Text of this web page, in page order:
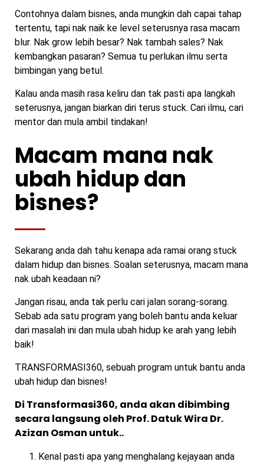
Contohnya dalam bisnes, anda mungkin dah capai tahap
tertentu, tapi nak naik ke level seterusnya rasa macam
blur. Nak grow lebih besar? Nak tambah sales? Nak
kembangkan pasaran? Semua tu perlukan ilmu serta
bimbingan yang betul.
Kalau anda masih rasa keliru dan tak pasti apa langkah
seterusnya, jangan biarkan diri terus stuck. Cari ilmu, cari
mentor dan mula ambil tindakan!
Macam mana nak
ubah hidup dan
bisnes?
Sekarang anda dah tahu kenapa ada ramai orang stuck
dalam hidup dan bisnes. Soalan seterusnya, macam mana
nak ubah keadaan ni?
Jangan risau, anda tak perlu cari jalan sorang-sorang.
Sebab ada satu program yang boleh bantu anda keluar
dari masalah ini dan mula ubah hidup ke arah yang lebih
baik!
TRANSFORMASI360, sebuah program untuk bantu anda
ubah hidup dan bisnes!
Di Transformasi360, anda akan dibimbing
secara langsung oleh Prof. Datuk Wira Dr.
Azizan Osman untuk..
Kenal pasti apa yang menghalang kejayaan anda